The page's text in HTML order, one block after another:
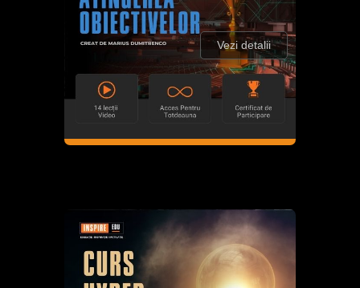
Vezi detalii